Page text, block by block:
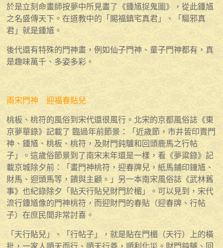
於是立刻命畫師按夢中所見畫了《鍾馗捉鬼圖》，從此鍾馗
之名盛傳天下。在道教中的「賜福鎮宅真君」、「驅邪真
君」就是鍾馗。
後代還有特殊的門神畫，例如仙子門神、童子門神都有，真
是趣味萬千、多姿多彩。
兩宋門神 迎福春貼兒
桃板、桃符的風俗到宋代還很風行。北宋的京都風俗誌《東
京夢華錄》記載了 臨過年前節景：「近歲節，市井皆印賣門
神、鍾馗、桃板、桃符，及財門鈍驢和回頭鹿馬之行帖
子」。這歲俗節景到了南宋末年還是一樣，看《夢粱錄》記
載京城除夕前：「畫門神桃符，迎春牌兒，紙馬鋪印鐘馗、
財馬、迴頭馬等，饋與主顧。」另一本南宋風俗誌《武林舊
事》也紀錄除夕「貼天行貼兒財門於楣」。可以見到，宋代
流行鍾馗像的門神桃符，而迎財門的春貼（迎春牌、行帖
子）在庶民間非常討喜。
「天行貼兒」、「行帖子」，就是貼在門楣（天行）上的橫